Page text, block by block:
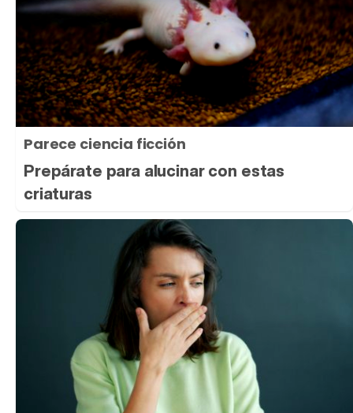
Parece ciencia ficción
Prepárate para alucinar con estas
criaturas